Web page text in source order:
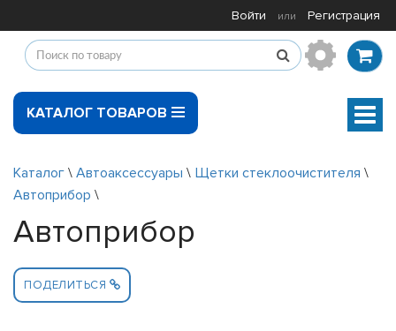
Войти или Регистрация
КАТАЛОГ ТОВАРОВ
Каталог \ Автоаксессуары \ Щетки стеклоочистителя \
Автоприбор \
Автоприбор
ПОДЕЛИТЬСЯ